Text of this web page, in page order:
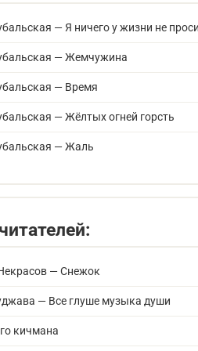
— Я ничего у жизни не
— Жемчужина
— Время
— Жёлтых огней горсть
— Жаль
— Снежок
— Все глуше музыка души
кичмана